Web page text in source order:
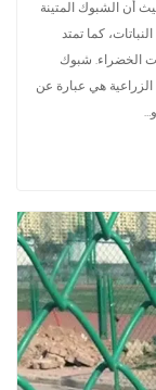
أن الشبوك المتينة
كما تمتد
الخضراء. شبوك
هي عبارة عن